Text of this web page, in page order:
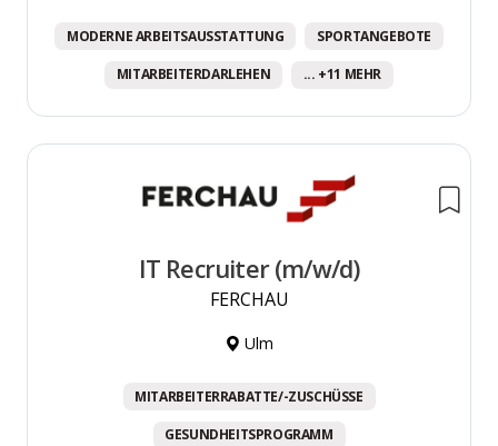
MODERNE ARBEITSAUSSTATTUNG SPORTANGEBOTE
MITARBEITERDARLEHEN ... +11 MEHR
IT Recruiter (m/w/d)
FERCHAU
Ulm
MITARBEITERRABATTE/-ZUSCHÜSSE
GESUNDHEITSPROGRAMM